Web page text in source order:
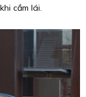
cầm lái.